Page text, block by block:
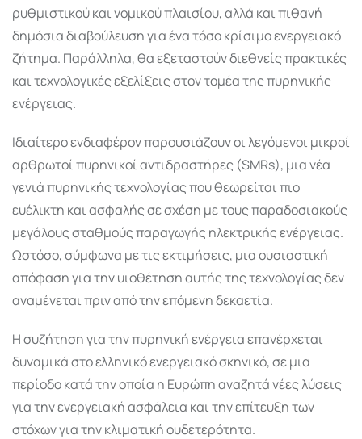
ρυθμιστικού και νομικού πλαισίου, αλλά και πιθανή
δημόσια διαβούλευση για ένα τόσο κρίσιμο ενεργειακό
ζήτημα. Παράλληλα, θα εξεταστούν διεθνείς πρακτικές
και τεχνολογικές εξελίξεις στον τομέα της πυρηνικής
ενέργειας.
Ιδιαίτερο ενδιαφέρον παρουσιάζουν οι λεγόμενοι μικροί
αρθρωτοί πυρηνικοί αντιδραστήρες (SMRs), μια νέα
γενιά πυρηνικής τεχνολογίας που θεωρείται πιο
ευέλικτη και ασφαλής σε σχέση με τους παραδοσιακούς
μεγάλους σταθμούς παραγωγής ηλεκτρικής ενέργειας.
Ωστόσο, σύμφωνα με τις εκτιμήσεις, μια ουσιαστική
απόφαση για την υιοθέτηση αυτής της τεχνολογίας δεν
αναμένεται πριν από την επόμενη δεκαετία.
Η συζήτηση για την πυρηνική ενέργεια επανέρχεται
δυναμικά στο ελληνικό ενεργειακό σκηνικό, σε μια
περίοδο κατά την οποία η Ευρώπη αναζητά νέες λύσεις
για την ενεργειακή ασφάλεια και την επίτευξη των
στόχων για την κλιματική ουδετερότητα.